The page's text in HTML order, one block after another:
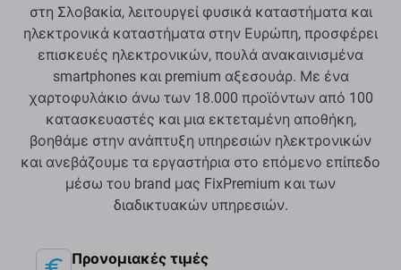
στη Σλοβακία, λειτουργεί φυσικά καταστήματα και
ηλεκτρονικά καταστήματα στην Ευρώπη, προσφέρει
επισκευές ηλεκτρονικών, πουλά ανακαινισμένα
smartphones και premium αξεσουάρ. Με ένα
χαρτοφυλάκιο άνω των 18.000 προϊόντων από 100
κατασκευαστές και μια εκτεταμένη αποθήκη,
βοηθάμε στην ανάπτυξη υπηρεσιών ηλεκτρονικών
και ανεβάζουμε τα εργαστήρια στο επόμενο επίπεδο
μέσω του brand μας FixPremium και των
διαδικτυακών υπηρεσιών.
Προνομιακές τιμές